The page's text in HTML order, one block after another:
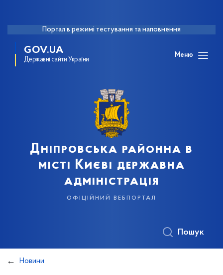
Портал в режимі тестування та наповнення
GOV.UA
Державні сайти України
Меню
Дніпровська районна в
місті Києві державна
адміністрація
офіційний вебпортал
Пошук
Новини